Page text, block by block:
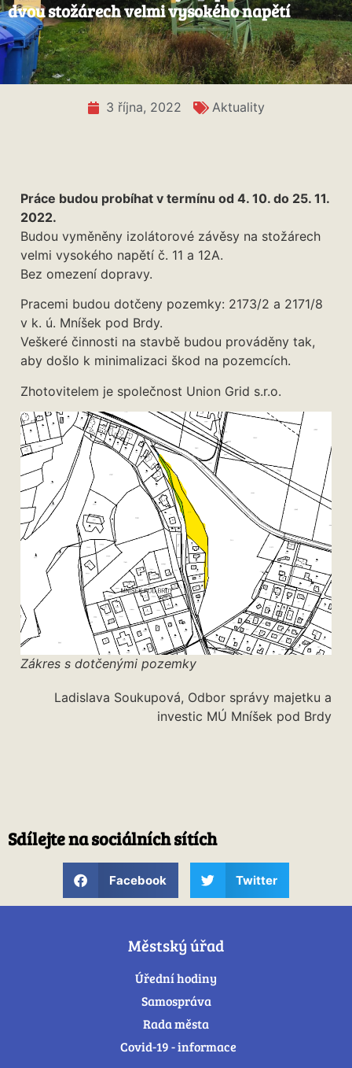
dvou stožárech velmi vysokého napětí
3 října, 2022 Aktuality
Práce budou probíhat v termínu od 4. 10. do 25. 11.
2022.
Budou vyměněny izolátorové závěsy na stožárech
velmi vysokého napětí č. 11 a 12A.
Bez omezení dopravy.
Pracemi budou dotčeny pozemky: 2173/2 a 2171/8
v k. ú. Mníšek pod Brdy.
Veškeré činnosti na stavbě budou prováděny tak,
aby došlo k minimalizaci škod na pozemcích.
Zhotovitelem je společnost Union Grid s.r.o.
Zákres s dotčenými pozemky
Ladislava Soukupová, Odbor správy majetku a
investic MÚ Mníšek pod Brdy
Sdílejte na sociálních sítích
Facebook Twitter
Městský úřad
Úřední hodiny
Samospráva
Rada města
Covid-19 - informace